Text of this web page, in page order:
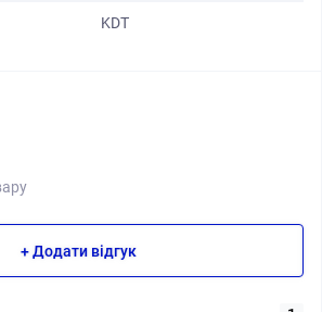
KDT
+ Додати відгук